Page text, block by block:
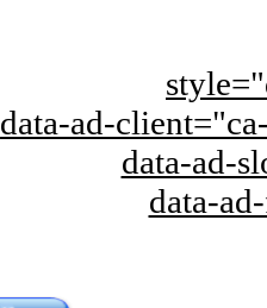
data-ad-
data-ad-
data-